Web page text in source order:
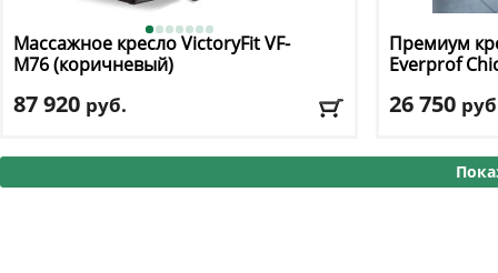
Массажное кресло VictoryFitVF-
M76 (коричневый)
87 920 руб.
Премиум
Everprof
26 750
Механизм
Регулировка